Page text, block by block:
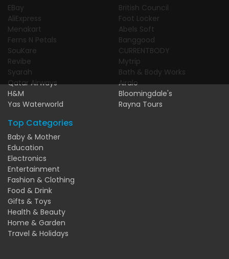
EBay
AliExpress
Menakart
Ferns N Petals
SouKare
Revibe
Syarah
Qatar Airways
H&M
Yas Waterworld
British Council
Foot Locker
Abels Soft
Banggood
CURRENTBODY
Mytrip
Bath & Body Works
Airalo
Bloomingdale's
Rayna Tours
Top Categories
Baby & Mother
Education
Electronics
Entertainment
Fashion & Clothing
Food & Drink
Gifts & Toys
Health & Beauty
Home & Garden
Travel & Holidays